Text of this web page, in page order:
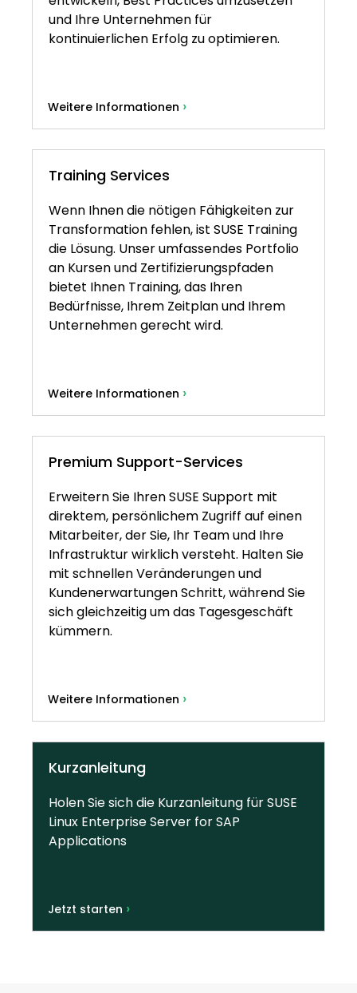
und Ihre Unternehmen für
kontinuierlichen Erfolg zu optimieren.
Weitere Informationen ›
Training Services
Wenn Ihnen die nötigen Fähigkeiten zur
Transformation fehlen, ist SUSE Training
die Lösung. Unser umfassendes Portfolio
an Kursen und Zertifizierungspfaden
bietet Ihnen Training, das Ihren
Bedürfnisse, Ihrem Zeitplan und Ihrem
Unternehmen gerecht wird.
Weitere Informationen ›
Premium Support-Services
Erweitern Sie Ihren SUSE Support mit
direktem, persönlichem Zugriff auf einen
Mitarbeiter, der Sie, Ihr Team und Ihre
Infrastruktur wirklich versteht. Halten Sie
mit schnellen Veränderungen und
Kundenerwartungen Schritt, während Sie
sich gleichzeitig um das Tagesgeschäft
kümmern.
Weitere Informationen ›
Kurzanleitung
Holen Sie sich die Kurzanleitung für SUSE
Linux Enterprise Server for SAP
Applications
Jetzt starten ›